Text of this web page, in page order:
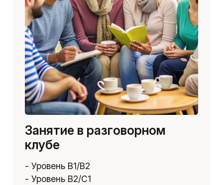
Занятие в разговорном
клубе
- Уровень B1/B2
- Уровень B2/C1